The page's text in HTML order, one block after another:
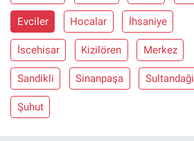
Evciler Hocalar İhsaniye
İscehisar Kizilören Merkez
Sandikli Sinanpaşa Sultandaği
Şuhut